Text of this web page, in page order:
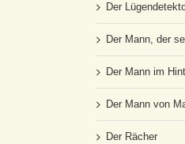
Der
Der Mann, der
Der Mann im
Der Mann von
Der Rächer